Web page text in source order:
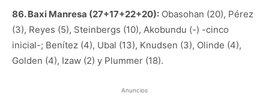
86. Baxi Manresa (27+17+22+20): Obasohan (20), Pérez
(3), Reyes (5), Steinbergs (10), Akobundu (-) -cinco
inicial-; Benítez (4), Ubal (13), Knudsen (3), Olinde (4),
Golden (4), Izaw (2) y Plummer (18).
Anuncios